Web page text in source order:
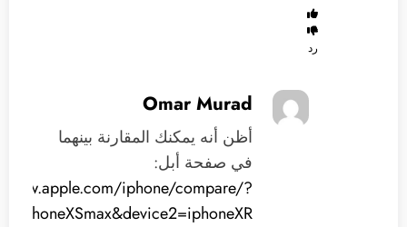
رد
Omar Murad
أظن أنه يمكنك المقارنة بينهما
في صفحة أبل:
iphone/compare/?